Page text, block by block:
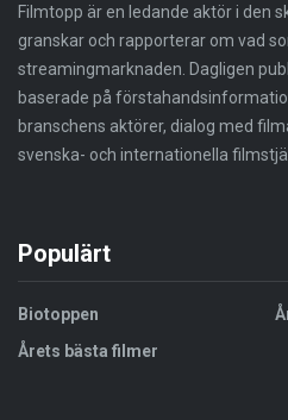
Filmtopp är en ledande aktör i den
granskar och rapporterar om vad
streamingmarknaden. Dagligen
baserade på
branschens aktörer, dialog med
svenska- och internationella
Populärt
Biotoppen
Årets bästa filmer